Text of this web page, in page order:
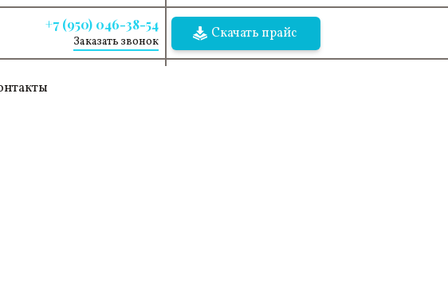
+7 (950) 046-38-54
Заказать звонок Скачать прайс